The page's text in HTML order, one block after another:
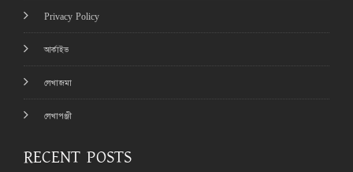
Privacy Policy
আর্কাইভ
লেখাজমা
লেখাপঞ্জী
RECENT POSTS